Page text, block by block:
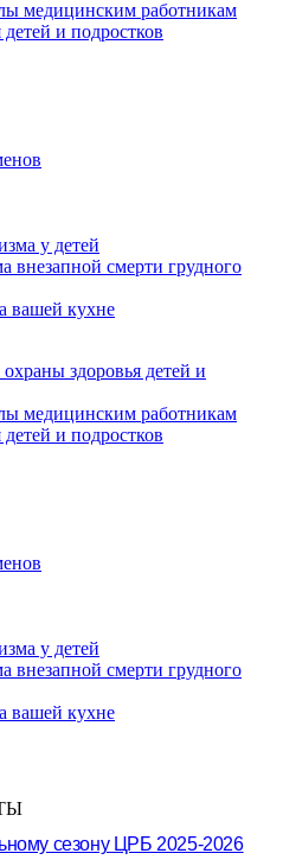
медицинским работникам
и подростков
у детей
внезапной смерти грудного
вашей кухне
здоровья детей и
медицинским работникам
и подростков
у детей
внезапной смерти грудного
вашей кухне
сезону ЦРБ 2025-2026